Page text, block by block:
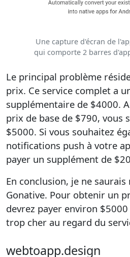
Une capture d'écran de
qui comporte 2 barres
Le principal problème
prix. Ce service complet a
supplémentaire de $4000.
prix de base de $790, vous
$5000. Si vous souhaitez
notifications push à votre
payer un supplément de
En conclusion, je ne
Gonative. Pour obtenir un
devrez payer environ
trop cher au regard du
webtoapp.design